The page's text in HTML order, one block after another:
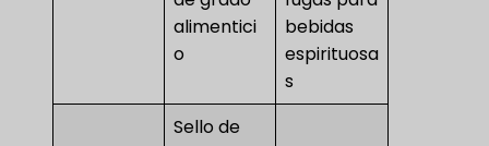
alimentici
o
bebidas
espirituosa
s
Sello de